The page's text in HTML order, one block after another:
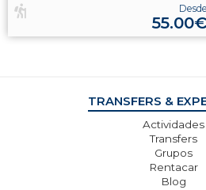
Desde
55.00€
TRANSFERS &
Actividades
Transfers
Grupos
Rentacar
Blog